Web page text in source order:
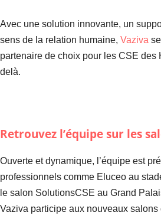
Avec une solution innovante, un
sens de la relation humaine, Vaziva
partenaire de choix pour les CSE des
delà.
Retrouvez l’équipe sur les
Ouverte et dynamique, l’équipe est
professionnels comme Eluceo au
le salon SolutionsCSE au Grand
Vaziva participe aux nouveaux